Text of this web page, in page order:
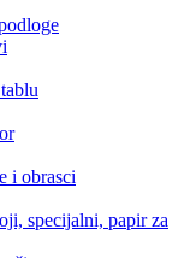
i obrasci
specijalni, papir za